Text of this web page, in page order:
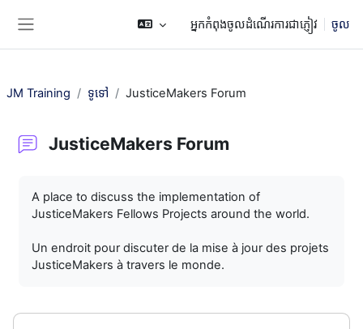
អ្នកកំពុងចូលដំណើរការជាភ្ញៀវ ចូល
JM Training ទូទៅ JusticeMakers Forum
JusticeMakers Forum
A place to discuss the implementation of
JusticeMakers Fellows Projects around the world.
Un endroit pour discuter de la mise à jour des projets
JusticeMakers à travers le monde.